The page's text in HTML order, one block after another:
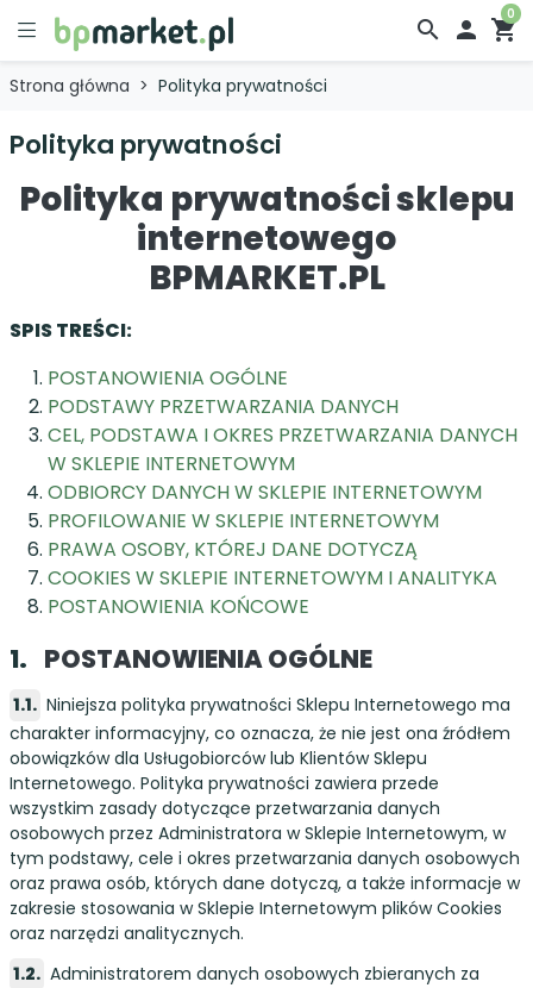
search  shopping_cart
0
Strona główna Polityka prywatności
Polityka prywatności
Polityka prywatności sklepu
internetowego
BPMARKET.PL
SPIS TREŚCI:
POSTANOWIENIA OGÓLNE
PODSTAWY PRZETWARZANIA DANYCH
CEL, PODSTAWA I OKRES PRZETWARZANIA DANYCH
W SKLEPIE INTERNETOWYM
ODBIORCY DANYCH W SKLEPIE INTERNETOWYM
PROFILOWANIE W SKLEPIE INTERNETOWYM
PRAWA OSOBY, KTÓREJ DANE DOTYCZĄ
COOKIES W SKLEPIE INTERNETOWYM I ANALITYKA
POSTANOWIENIA KOŃCOWE
POSTANOWIENIA OGÓLNE
Niniejsza polityka prywatności Sklepu Internetowego ma
charakter informacyjny, co oznacza, że nie jest ona źródłem
obowiązków dla Usługobiorców lub Klientów Sklepu
Internetowego. Polityka prywatności zawiera przede
wszystkim zasady dotyczące przetwarzania danych
osobowych przez Administratora w Sklepie Internetowym, w
tym podstawy, cele i okres przetwarzania danych osobowych
oraz prawa osób, których dane dotyczą, a także informacje w
zakresie stosowania w Sklepie Internetowym plików Cookies
oraz narzędzi analitycznych.
Administratorem danych osobowych zbieranych za